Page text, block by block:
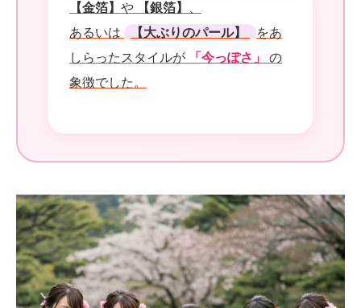
【金箔】 や 【銀箔】
、
あるいは
【大ぶりのパール】
をあ
しらったスタイルが
「今っぽさ」
の
象徴でした。